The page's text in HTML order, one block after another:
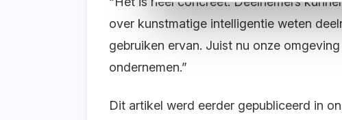
over kunstmatige intelligentie weten
gebruiken ervan. Juist nu onze
ondernemen.”
Dit artikel werd eerder gepubliceerd in